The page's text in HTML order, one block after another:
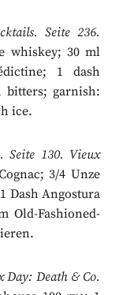
Seite 236.
whiskey; 30 ml
1 dash
bitters; garnish:
ice.
Seite 130. Vieux
3/4 Unze
Dash Angostura
Old-Fashioned-
Death & Co.